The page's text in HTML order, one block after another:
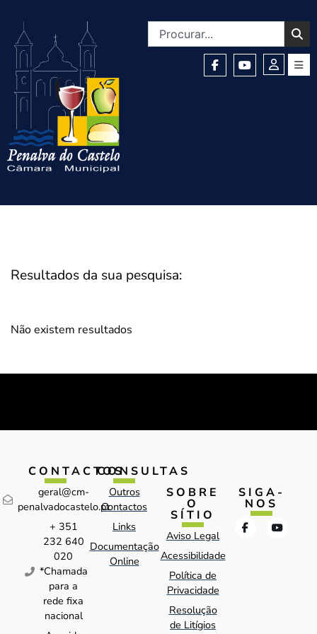
Resultados da sua pesquisa:
Não existem resultados
CONTACTOS
geral@cm-
penalvadocastelo.pt
+ 351
232 640
020
*Chamada
para a
rede fixa
nacional
CONSULTAS
Outros
Contactos
Links
Documentação
Online
SOBRE
O
SÍTIO
Aviso Legal
Acessibilidade
Política de
Privacidade
Resolução
de Litígios
SIGA-
NOS